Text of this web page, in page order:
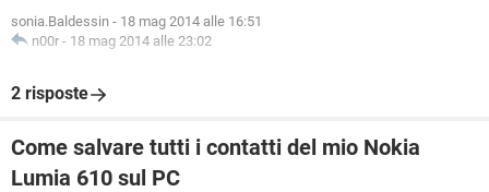
sonia.Baldessin - 18 mag 2014 alle 16:51
n00r - 18 mag 2014 alle 23:02
2 risposte
Come salvare tutti i contatti del mio Nokia
Lumia 610 sul PC